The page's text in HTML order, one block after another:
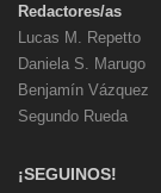
Redactores/as
Lucas M. Repetto
Daniela S. Marugo
Benjamín Vázquez
Segundo Rueda
¡SEGUINOS!